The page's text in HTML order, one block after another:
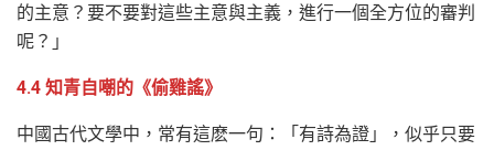
的主意？要不要對這些主意與主義，進行一個全方位的審判
呢？」
4.4 知青自嘲的《偷雞謠》
中國古代文學中，常有這麽一句：「有詩為證」，似乎只要